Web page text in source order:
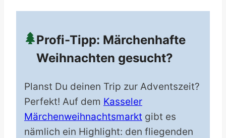
Profi-Tipp: Märchenhafte
Weihnachten gesucht?
Planst Du deinen Trip zur Adventszeit?
Perfekt! Auf dem Kasseler
Märchenweihnachtsmarkt gibt es
nämlich ein Highlight: den fliegenden